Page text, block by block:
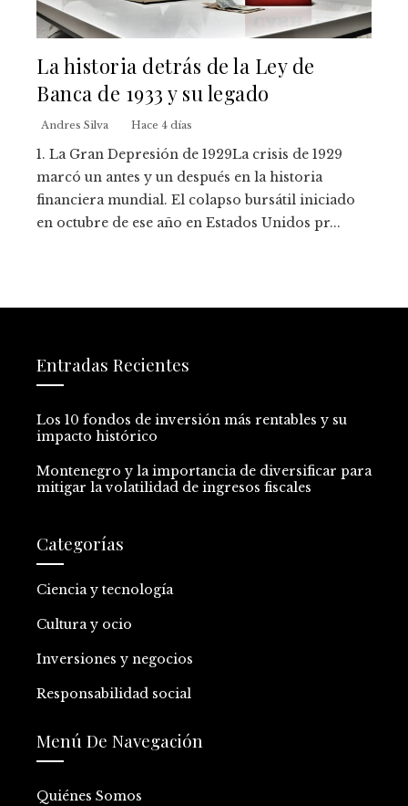
La historia detrás de la Ley de
Banca de 1933 y su legado
Andres Silva Hace 4 días
1. La Gran Depresión de 1929La crisis de 1929
marcó un antes y un después en la historia
financiera mundial. El colapso bursátil iniciado
en octubre de ese año en Estados Unidos pr...
Entradas Recientes
Los 10 fondos de inversión más rentables y su
impacto histórico
Montenegro y la importancia de diversificar para
mitigar la volatilidad de ingresos fiscales
Categorías
Ciencia y tecnología
Cultura y ocio
Inversiones y negocios
Responsabilidad social
Menú De Navegación
Quiénes Somos